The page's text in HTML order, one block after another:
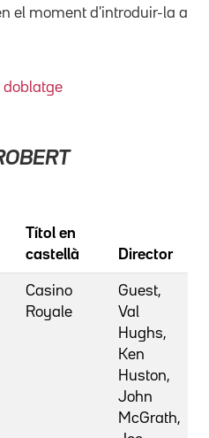
el moment d'introduir-la a
doblatge
Títol en
castellà
Director
Casino
Royale
Guest,
Val
Hughs,
Ken
Huston,
John
McGrath,